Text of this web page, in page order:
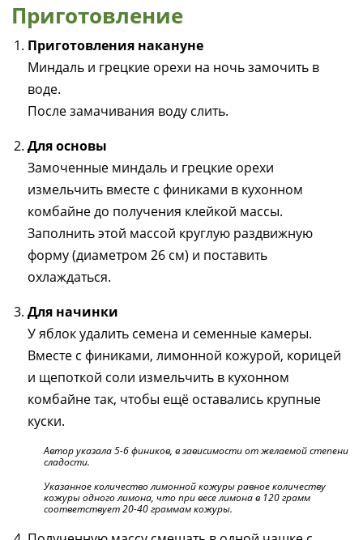
Приготовление
Приготовления накануне
Миндаль и грецкие орехи на ночь замочить в
воде.
После замачивания воду слить.
Для основы
Замоченные миндаль и грецкие орехи
измельчить вместе с финиками в кухонном
комбайне до получения клейкой массы.
Заполнить этой массой круглую раздвижную
форму (диаметром 26 см) и поставить
охлаждаться.
Для начинки
У яблок удалить семена и семенные камеры.
Вместе с финиками, лимонной кожурой, корицей
и щепоткой соли измельчить в кухонном
комбайне так, чтобы ещё оставались крупные
куски.
Автор указала 5-6 фиников, в зависимости от желаемой степени
сладости.
Указанное количество лимонной кожуры равное количеству
кожуры одного лимона, что при весе лимона в 120 грамм
соответствует 20-40 граммам кожуры.